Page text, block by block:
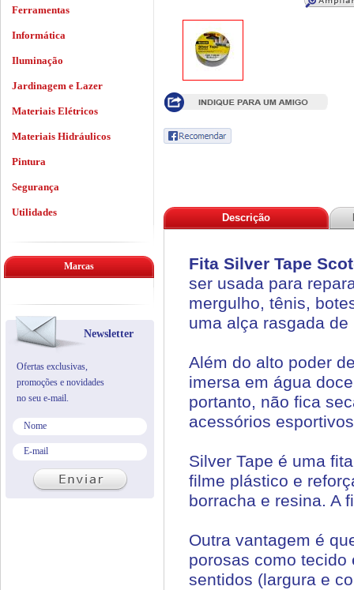
Descrição
Fita Silver Tape
ser usada para
mergulho, tênis,
uma alça rasgada
Além do alto poder
imersa em água
portanto, não fica
acessórios
Silver Tape é uma
filme plástico e
borracha e resina. A
Outra vantagem é
porosas como
sentidos (largura e
Ferramentas
Informática
Iluminação
Jardinagem e Lazer
Materiais Elétricos
Materiais Hidráulicos
Pintura
Segurança
Utilidades
Marcas
Newsletter
Ofertas exclusivas,
promoções e novidades
no seu e-mail.